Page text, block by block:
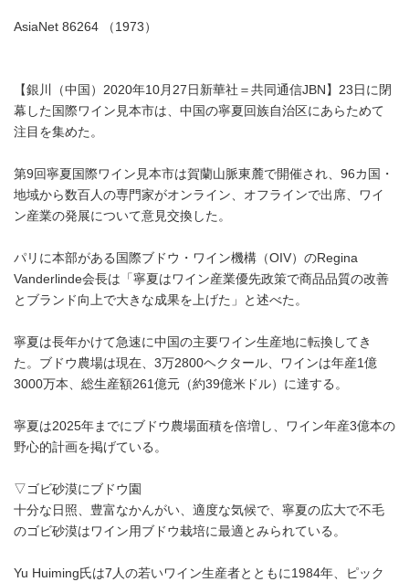
AsiaNet 86264 （1973）
【銀川（中国）2020年10月27日新華社＝共同通信JBN】23日に閉
幕した国際ワイン見本市は、中国の寧夏回族自治区にあらためて
注目を集めた。
第9回寧夏国際ワイン見本市は賀蘭山脈東麓で開催され、96カ国・
地域から数百人の専門家がオンライン、オフラインで出席、ワイ
ン産業の発展について意見交換した。
パリに本部がある国際ブドウ・ワイン機構（OIV）のRegina
Vanderlinde会長は「寧夏はワイン産業優先政策で商品品質の改善
とブランド向上で大きな成果を上げた」と述べた。
寧夏は長年かけて急速に中国の主要ワイン生産地に転換してき
た。ブドウ農場は現在、3万2800ヘクタール、ワインは年産1億
3000万本、総生産額261億元（約39億米ドル）に達する。
寧夏は2025年までにブドウ農場面積を倍増し、ワイン年産3億本の
野心的計画を掲げている。
▽ゴビ砂漠にブドウ園
十分な日照、豊富なかんがい、適度な気候で、寧夏の広大で不毛
のゴビ砂漠はワイン用ブドウ栽培に最適とみられている。
Yu Huiming氏は7人の若いワイン生産者とともに1984年、ピック